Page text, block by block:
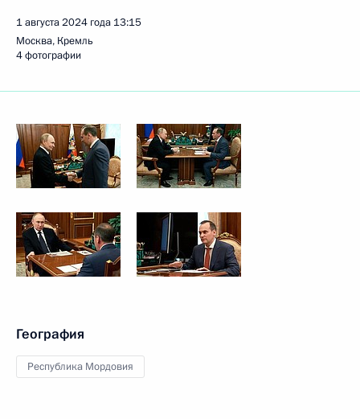
1 августа 2024 года 13:15
Москва, Кремль
4 фотографии
География
Республика Мордовия